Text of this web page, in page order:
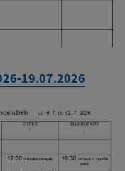
19.07.2026